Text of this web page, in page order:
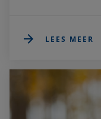
LEES MEER